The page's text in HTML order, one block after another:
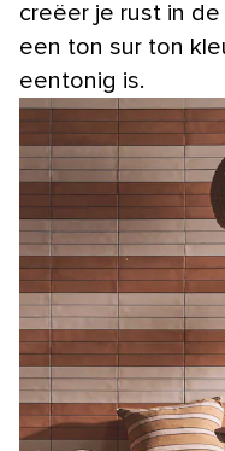
creëer je rust in
een ton sur ton
eentonig is.